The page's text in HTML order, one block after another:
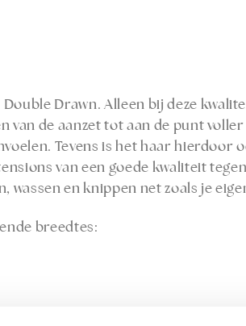
Double Drawn. Alleen bij deze
van de aanzet tot aan de punt
Tevens is het haar hierdoor
van een goede kwaliteit
en knippen net zoals je
breedtes: